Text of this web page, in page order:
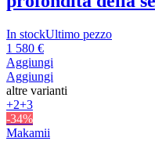
In stockUltimo pezzo
1 580 €
Aggiungi
Aggiungi
altre varianti
+2+3
-34%
Makamii